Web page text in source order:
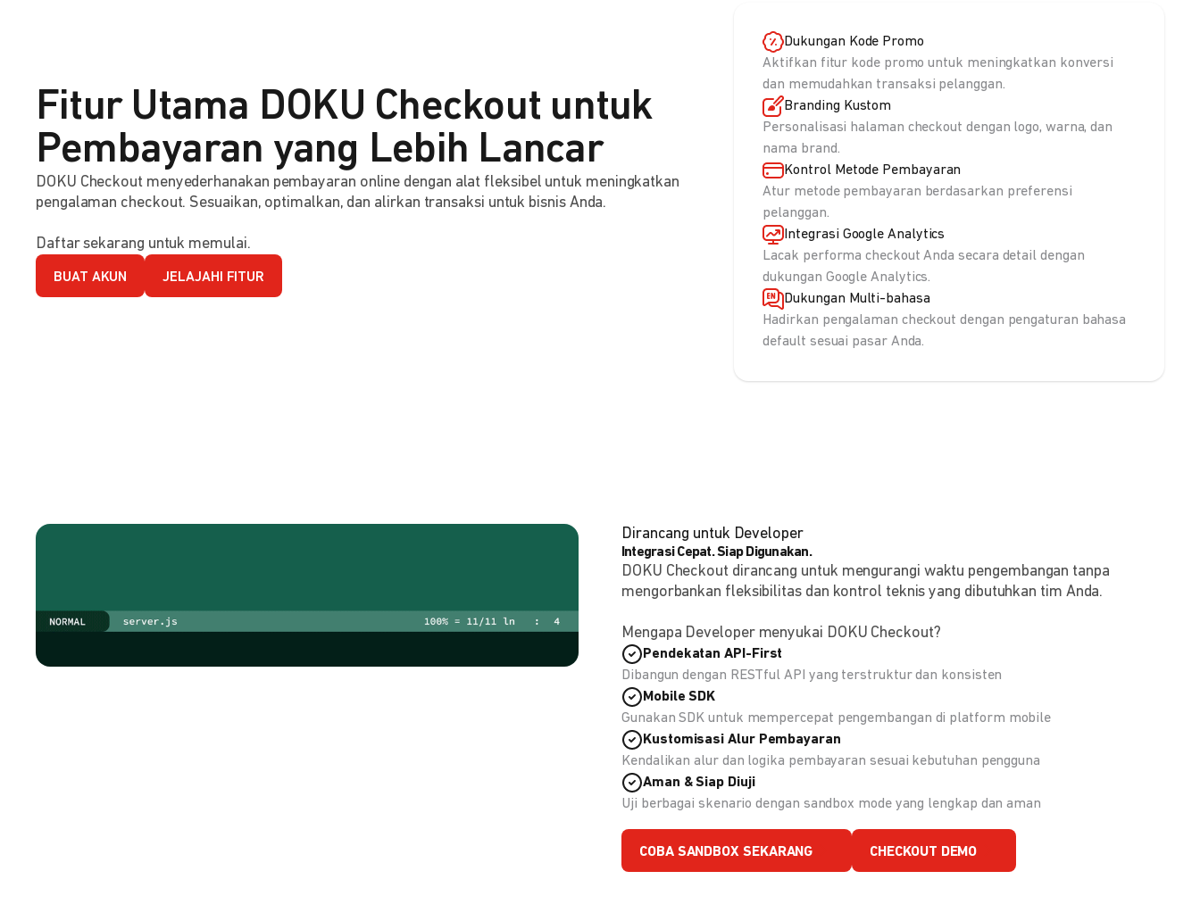
Fitur Utama DOKU Checkout untuk
Pembayaran yang Lebih Lancar
DOKU Checkout menyederhanakan pembayaran online dengan alat fleksibel untuk meningkatkan
pengalaman checkout. Sesuaikan, optimalkan, dan alirkan transaksi untuk bisnis Anda.
Daftar sekarang untuk memulai.
BUAT AKUN JELAJAHI FITUR
Dukungan Kode Promo
Aktifkan fitur kode promo untuk meningkatkan konversi
dan memudahkan transaksi pelanggan.
Branding Kustom
Personalisasi halaman checkout dengan logo, warna, dan
nama brand.
Kontrol Metode Pembayaran
Atur metode pembayaran berdasarkan preferensi
pelanggan.
Integrasi Google Analytics
Lacak performa checkout Anda secara detail dengan
dukungan Google Analytics.
Dukungan Multi-bahasa
Hadirkan pengalaman checkout dengan pengaturan bahasa
default sesuai pasar Anda.
Dirancang untuk Developer
Integrasi Cepat. Siap Digunakan.
DOKU Checkout dirancang untuk mengurangi waktu pengembangan tanpa
mengorbankan fleksibilitas dan kontrol teknis yang dibutuhkan tim Anda.
Mengapa Developer menyukai DOKU Checkout?
Pendekatan API-First
Dibangun dengan RESTful API yang terstruktur dan konsisten
Mobile SDK
Gunakan SDK untuk mempercepat pengembangan di platform mobile
Kustomisasi Alur Pembayaran
Kendalikan alur dan logika pembayaran sesuai kebutuhan pengguna
Aman & Siap Diuji
Uji berbagai skenario dengan sandbox mode yang lengkap dan aman
COBA SANDBOX SEKARANG CHECKOUT DEMO